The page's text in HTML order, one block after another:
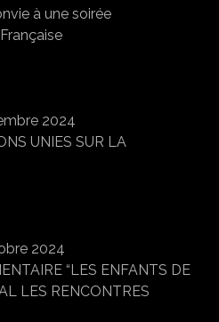
à une soirée
2024
UNIES SUR LA
2024
“LES ENFANTS DE
LES RENCONTRES